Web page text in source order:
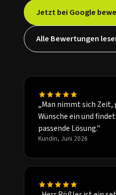
Jetzt bei Google
Alle Bewertungen
„Man nimmt sich
Wünsche ein und
passende Lösung."
Kundin, Juni 2026